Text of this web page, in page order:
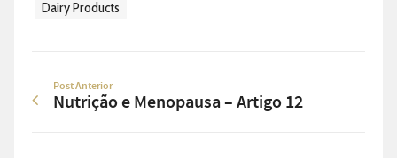
Dairy Products
Post Anterior
Nutrição e Menopausa – Artigo 12